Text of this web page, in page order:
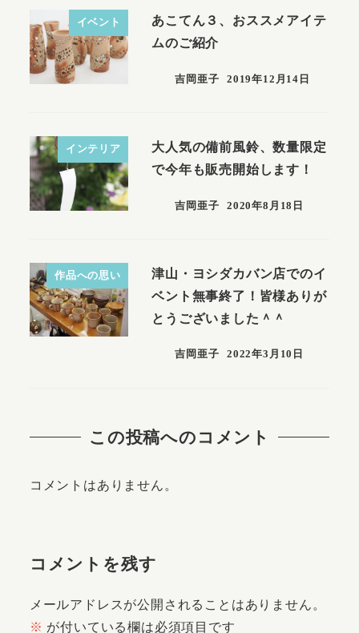
イベント
あこてん３、おススメアイテ
ムのご紹介
吉岡亜子 2019年12月14日
インテリア
大人気の備前風鈴、数量限定
で今年も販売開始します！
吉岡亜子 2020年8月18日
作品への思い
津山・ヨシダカバン店でのイ
ベント無事終了！皆様ありが
とうございました＾＾
吉岡亜子 2022年3月10日
この投稿へのコメント
コメントはありません。
コメントを残す
メールアドレスが公開されることはありません。
※ が付いている欄は必須項目です